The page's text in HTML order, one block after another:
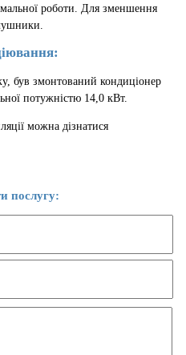
роботи. Для зменшення
був змонтований кондиціонер
потужністю 14,0 кВт.
можна дізнатися
послугу: